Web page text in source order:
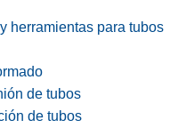
herramientas para tubos
de tubos
de tubos